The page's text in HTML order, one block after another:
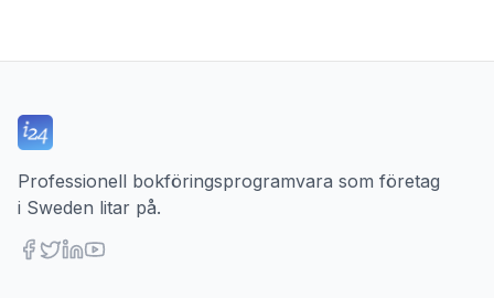
Professionell bokföringsprogramvara som företag
i Sweden litar på.